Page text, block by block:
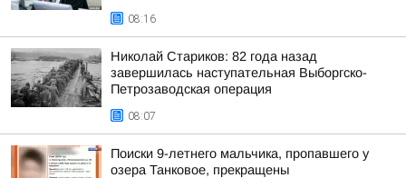
08:16
Николай Стариков: 82 года назад
завершилась наступательная Выборгско-
Петрозаводская операция
08:07
Поиски 9-летнего мальчика, пропавшего у
озера Танковое, прекращены